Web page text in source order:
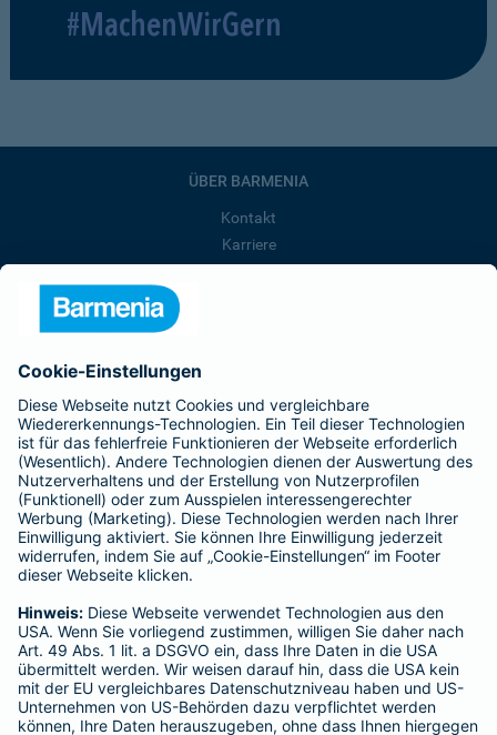
#MachenWirGern
ÜBER BARMENIA
Kontakt
Karriere
Barmenia ist Teil der BarmeniaGothaer
BELIEBTE SEITEN
Kranken-Zusatzversicherung
Tierversicherungen
Haftpflichtversicherung
Hausratversicherung
Adresse ändern
Schaden melden
Kilometerstandsmeldung
Serviceübersicht